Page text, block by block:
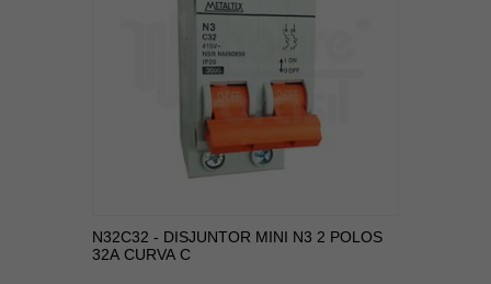
N32C32 - DISJUNTOR MINI N3 2 POLOS
32A CURVA C